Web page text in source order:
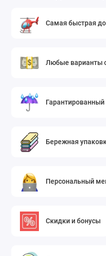
Самая быстрая
Любые варианты
Бережная
Персональный
Скидки и бонусы